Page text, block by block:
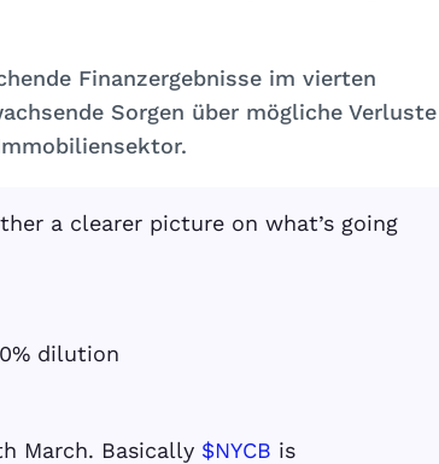
Finanzergebnisse im vierten
Sorgen über mögliche Verluste
a clearer picture on what’s going
dilution
March. Basically $NYCB is